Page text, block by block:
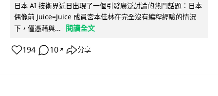
日本 AI 技術界近日出現了一個引發廣泛討論的熱門話題：日本
偶像前 Juice=Juice 成員宮本佳林在完全沒有編程經驗的情況
下，僅憑藉與...
閱讀全文
194 10 ↗ 分享